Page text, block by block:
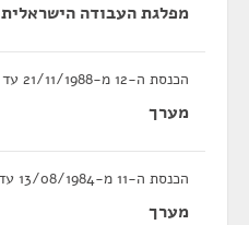
מפלגת העבודה הישראלית
הכנסת ה-12 מ-21/11/1988 עד 07/10/1991
מערך
הכנסת ה-11 מ-13/08/1984 עד 21/11/1988
מערך